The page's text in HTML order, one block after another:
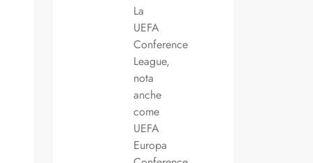
La
UEFA
Conference
League,
nota
anche
come
UEFA
Europa